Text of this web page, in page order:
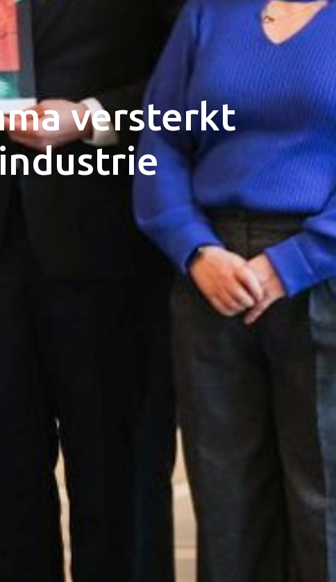
versterkt